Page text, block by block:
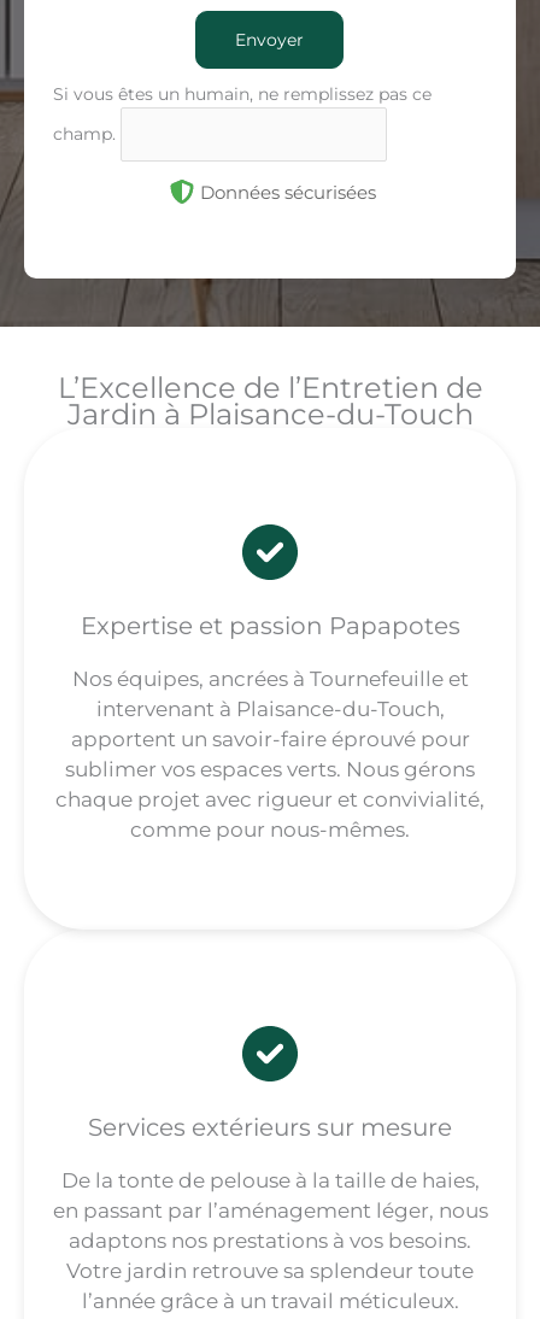
Envoyer
Si vous êtes un humain, ne remplissez pas ce
champ.
Données sécurisées
L’Excellence de l’Entretien de
Jardin à Plaisance-du-Touch
Expertise et passion Papapotes
Nos équipes, ancrées à Tournefeuille et
intervenant à Plaisance-du-Touch,
apportent un savoir-faire éprouvé pour
sublimer vos espaces verts. Nous gérons
chaque projet avec rigueur et convivialité,
comme pour nous-mêmes.
Services extérieurs sur mesure
De la tonte de pelouse à la taille de haies,
en passant par l’aménagement léger, nous
adaptons nos prestations à vos besoins.
Votre jardin retrouve sa splendeur toute
l’année grâce à un travail méticuleux.